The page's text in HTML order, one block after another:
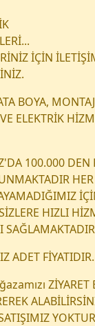
İÇİN
BOYA,
ELEKTRİK
100.000 DEN
HIZLI
ADET
ZİYARET